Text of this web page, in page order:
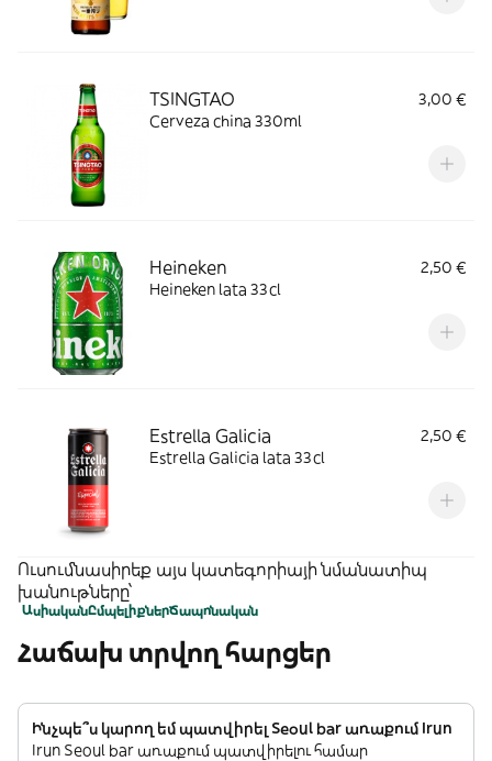
TSINGTAO
3,00 €
Cerveza china 330ml
Heineken
2,50 €
Heineken lata 33cl
Estrella Galicia
2,50 €
Estrella Galicia lata 33cl
Ուսումնասիրեք այս կատեգորիայի նմանատիպ
խանութները՝
ԱսիականԸմպելիքներՃապոնական
Հաճախ տրվող հարցեր
Ինչպե՞ս կարող եմ պատվիրել Seoul bar առաքում Irun
Irun Seoul bar առաքում պատվիրելու համար